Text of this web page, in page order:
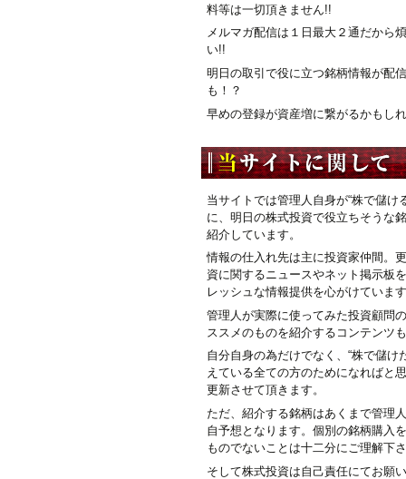
料等は一切頂きません!!
メルマガ配信は１日最大２通だから
い!!
明日の取引で役に立つ銘柄情報が配
も！？
早めの登録が資産増に繋がるかもし
当サイトでは管理人自身が“株で儲け
に、明日の株式投資で役立ちそうな
紹介しています。
情報の仕入れ先は主に投資家仲間。
資に関するニュースやネット掲示板
レッシュな情報提供を心がけていま
管理人が実際に使ってみた投資顧問
ススメのものを紹介するコンテンツ
自分自身の為だけでなく、“株で儲け
えている全ての方のためになればと
更新させて頂きます。
ただ、紹介する銘柄はあくまで管理
自予想となります。個別の銘柄購入
ものでないことは十二分にご理解下
そして株式投資は自己責任にてお願